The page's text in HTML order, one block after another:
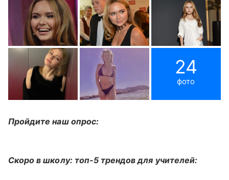
24
фото
Пройдите наш опрос:
Скоро в школу: топ-5 трендов для учителей: